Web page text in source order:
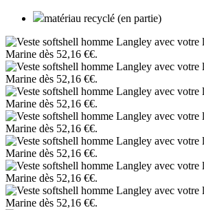
matériau recyclé (en partie)